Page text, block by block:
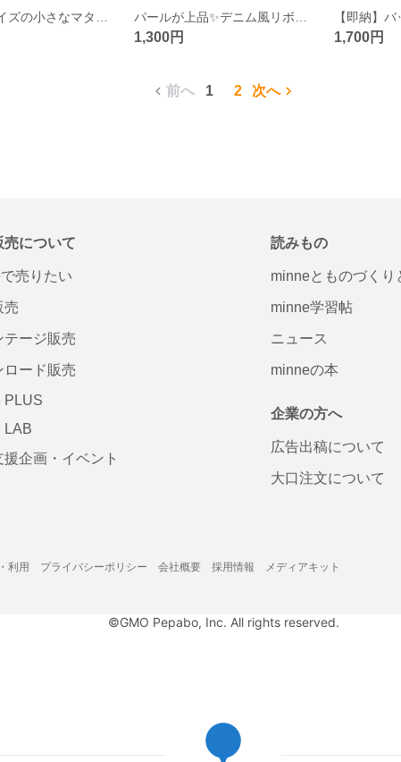
1,300円 1,700円
前へ 1 2 次へ
売について
売りたい
売
テージ販売
ロード販売
PLUS
LAB
援企画・イベント
読みもの
minneとものづくり
minne学習帖
ニュース
minneの本
企業の方へ
広告出稿について
大口注文について
利用 プライバシーポリシー 会社概要 採用情報 メディアキット
©GMO Pepabo, Inc. All rights reserved.